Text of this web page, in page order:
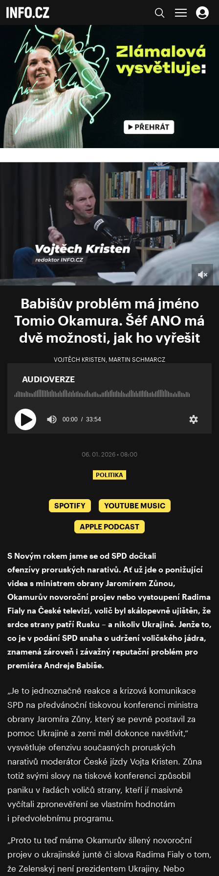
Babišův problém má jméno
Tomio Okamura. Šéf ANO má
dvě možnosti, jak ho vyřešit
VOJTĚCH KRISTEN MARTIN SCHMARCZ
AUDIOVERZE
00:00 33:54
06. 01. 2026 • 08:00
POLITIKA
SPOTIFY YOUTUBE MUSIC
APPLE PODCAST
S Novým rokem jsme se od SPD dočkali
ofenzívy proruských narativů. Ať už jde o ponižující
videa s ministrem obrany Jaromírem Zůnou,
Okamurův novoroční projev nebo vystoupení Radima
Fialy na České televizi, volič byl skálopevně ujištěn, že
srdce strany patří Rusku – a nikoliv Ukrajině. Jenže to,
co je v podání SPD snaha o udržení voličského jádra,
znamená zároveň i závažný reputační problém pro
premiéra Andreje Babiše.
„Je to jednoznačně reakce a krizová komunikace
SPD na předvánoční tiskovou konferenci ministra
obrany Jaromíra Zůny, který se pevně postavil za
pomoc Ukrajině a zemi měl dokonce navštívit,“
vysvětluje ofenzivu současných proruských
narativů moderátor České jízdy Vojta Kristen. Zůna
totiž svými slovy na tiskové konferenci způsobil
paniku v řadách voličů strany, kteří jí masivně
vyčítali zpronevěření se vlastním hodnotám
i předvolebnímu programu.
„Proto tu teď máme Okamurův šílený novoroční
projev o ukrajinské juntě či slova Radima Fialy o tom,
že Zelenskyj není prezidentem Ukrajiny. Nebo